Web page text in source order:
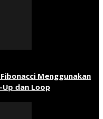
Menggunakan
dan Loop